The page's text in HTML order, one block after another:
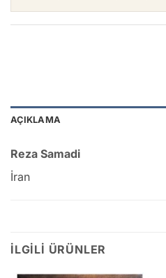
AÇIKLAMA
Reza Samadi
İran
İLGILI ÜRÜNLER